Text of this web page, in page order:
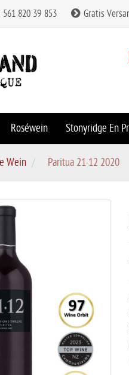
561 820 39 853 Gratis
Roséwein Stonyridge En
Wein Paritua 21·12 2020